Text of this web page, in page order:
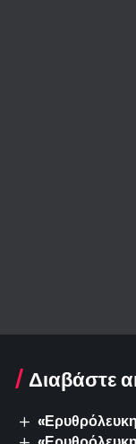
Διαβάστε